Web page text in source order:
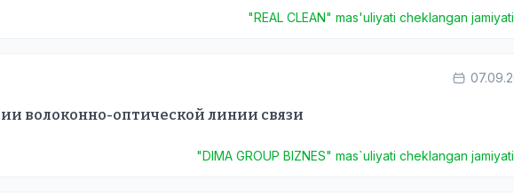
"REAL CLEAN" mas'uliyati cheklangan
волоконно-оптической линии связи
"DIMA GROUP BIZNES" mas`uliyati cheklangan